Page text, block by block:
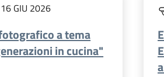
16 GIU 2026
a tema
in cucina"